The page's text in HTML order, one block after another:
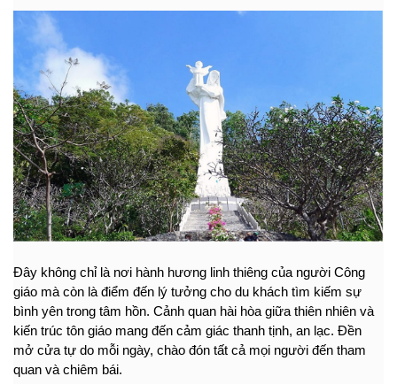
Đây không chỉ là nơi hành hương linh thiêng của người Công
giáo mà còn là điểm đến lý tưởng cho du khách tìm kiếm sự
bình yên trong tâm hồn. Cảnh quan hài hòa giữa thiên nhiên và
kiến trúc tôn giáo mang đến cảm giác thanh tịnh, an lạc. Đền
mở cửa tự do mỗi ngày, chào đón tất cả mọi người đến tham
quan và chiêm bái.